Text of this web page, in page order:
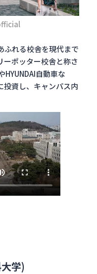
ふれる校舎を現代まで
ーポッター校舎と称さ
HYUNDAI自動車な
投資し、キャンパス内
学)